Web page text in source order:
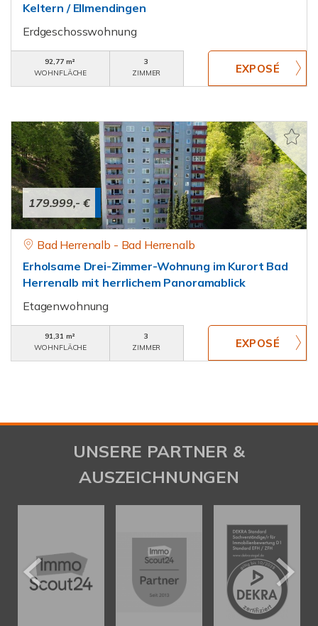
Keltern / Ellmendingen
Erdgeschosswohnung
92,77 m²
WOHNFLÄCHE
3
ZIMMER
179.999,- €
Bad Herrenalb - Bad Herrenalb
Erholsame Drei-Zimmer-Wohnung im Kurort Bad
Herrenalb mit herrlichem Panoramablick
Etagenwohnung
91,31 m²
WOHNFLÄCHE
3
ZIMMER
UNSERE PARTNER &
AUSZEICHNUNGEN